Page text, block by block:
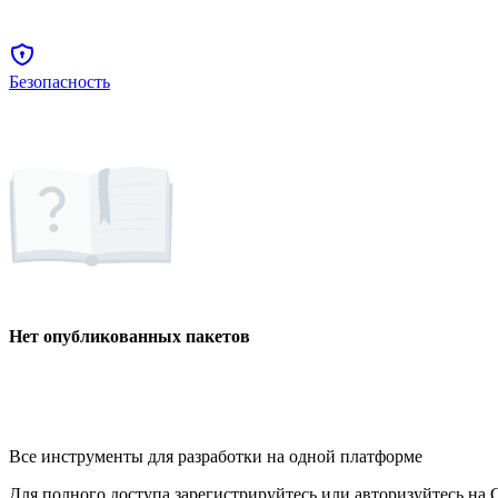
Безопасность
Нет опубликованных пакетов
Все инструменты для разработки на одной платформе
Для полного доступа зарегистрируйтесь или авторизуйтесь на